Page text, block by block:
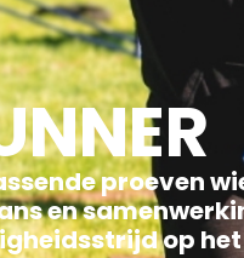
proeven
en
op